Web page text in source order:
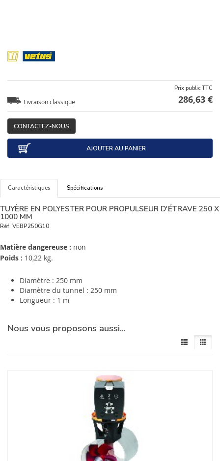
Livraison classique
Prix public TTC
286,63 €
CONTACTEZ-NOUS
AJOUTER AU PANIER
Caractéristiques Spécifications
TUYÈRE EN POLYESTER POUR PROPULSEUR D'ÉTRAVE 250 X
1000 MM
Réf. VEBP250G10
Matière dangereuse : non
Poids : 10,22 kg.
Diamètre : 250 mm
Diamètre du tunnel : 250 mm
Longueur : 1 m
Nous vous proposons aussi…